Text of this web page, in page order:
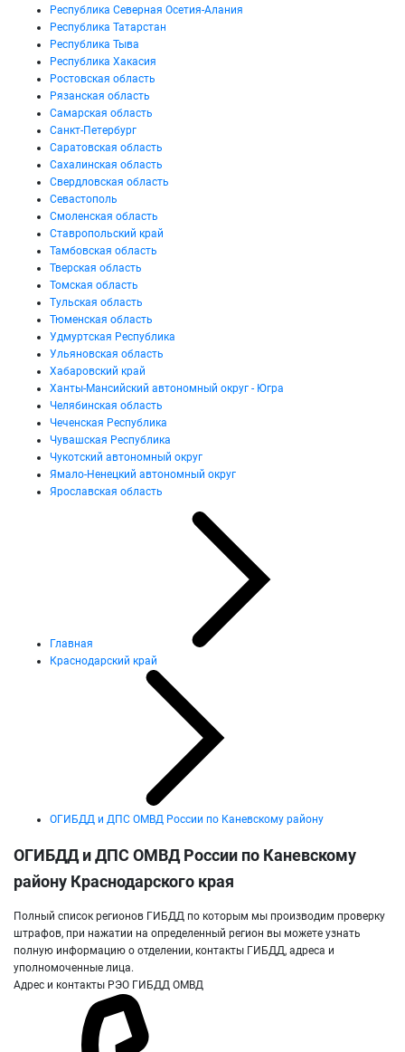
Республика Северная Осетия-Алания
Республика Татарстан
Республика Тыва
Республика Хакасия
Ростовская область
Рязанская область
Самарская область
Санкт-Петербург
Саратовская область
Сахалинская область
Свердловская область
Севастополь
Смоленская область
Ставропольский край
Тамбовская область
Тверская область
Томская область
Тульская область
Тюменская область
Удмуртская Республика
Ульяновская область
Хабаровский край
Ханты-Мансийский автономный округ - Югра
Челябинская область
Чеченская Республика
Чувашская Республика
Чукотский автономный округ
Ямало-Ненецкий автономный округ
Ярославская область
Главная
Краснодарский край
ОГИБДД и ДПС ОМВД России по Каневскому району
ОГИБДД и ДПС ОМВД России по Каневскому
району Краснодарского края
Полный список регионов ГИБДД по которым мы производим проверку
штрафов, при нажатии на определенный регион вы можете узнать
полную информацию о отделении, контакты ГИБДД, адреса и
уполномоченные лица.
Адрес и контакты РЭО ГИБДД ОМВД